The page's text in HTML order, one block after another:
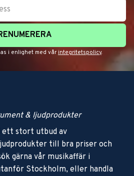
i enlighet med vår integritetspolicy.
& ljudprodukter
stort utbud av
till bra priser och
gärna vår musikaffär i
Stockholm, eller handla